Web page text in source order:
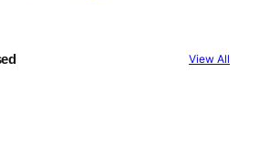
View All